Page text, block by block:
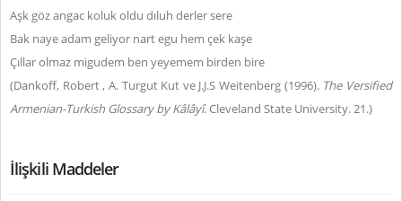
Aşk göz angac koluk oldu dıluh derler sere
Bak naye adam geliyor nart egu hem çek kaşe
Çıllar olmaz migudem ben yeyemem birden bire
(Dankoff, Robert , A. Turgut Kut ve J.J.S Weitenberg (1996). The Versified
Armenian-Turkish Glossary by Kâlâyî. Cleveland State University. 21.)
İlişkili Maddeler